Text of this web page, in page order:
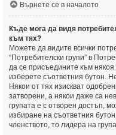
Върнете се в началото
Къде мога да видя
към тях?
Можете да видите всички
“Потребителски групи” в
да се присъедините към някоя
изберете съответния бутон.
Някои от тях изискват
затворени, а някои даже са
групата е с отворен достъп,
избиране на съответния
членството, то лидера на